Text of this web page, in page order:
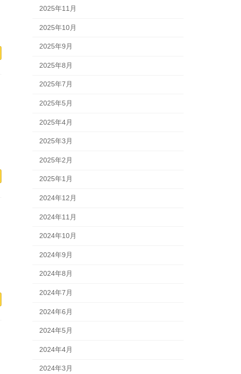
2025年11月
2025年10月
2025年9月
2025年8月
2025年7月
2025年5月
2025年4月
2025年3月
2025年2月
2025年1月
2024年12月
2024年11月
2024年10月
2024年9月
2024年8月
2024年7月
2024年6月
2024年5月
2024年4月
2024年3月